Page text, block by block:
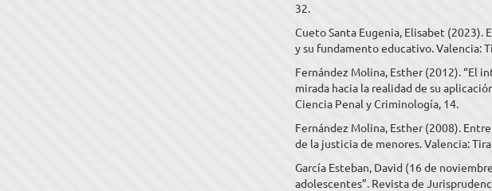
32.
Cueto Santa Eugenia, Elisabet
y su fundamento educativo. Valencia:
Fernández Molina, Esther (2012). “El
mirada hacia la realidad de su
Ciencia Penal y Criminología, 14.
Fernández Molina, Esther (2008).
de la justicia de menores. Valencia:
García Esteban, David (16 de
adolescentes”. Revista de